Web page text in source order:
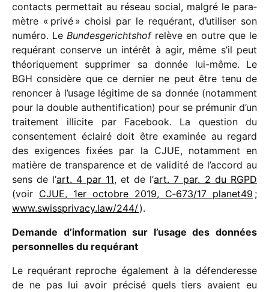
contacts permet­tait au réseau social, malgré le para­
mètre « privé » choisi par le requé­rant, d’utiliser son
numéro. Le Bundesgerichtshofrelève en outre que le
requé­rant conserve un inté­rêt à agir, même s’il peut
théo­ri­que­ment suppri­mer sa donnée lui-même. Le
BGH consi­dère que ce dernier ne peut être tenu de
renon­cer à l’usage légi­time de sa donnée (notam­ment
pour la double authen­ti­fi­ca­tion) pour se prému­nir d’un
trai­te­ment illi­cite par Facebook. La ques­tion du
consen­te­ment éclairé doit être exami­née au regard
des exigences fixées par la CJUE, notam­ment en
matière de trans­pa­rence et de vali­dité de l’accord au
sens de l’art. 4 par 11, et de l’art. 7 par. 2 du RGPD
(voir CJUE, 1er octobre 2019, C‑673/​17 planet49 ;
www​.swiss​pri​vacy​.law/​2​44/).
Demande d’information sur l’usage des données
person­nelles du requérant
Le requé­rant reproche égale­ment à la défen­de­resse
de ne pas lui avoir précisé quels tiers avaient eu